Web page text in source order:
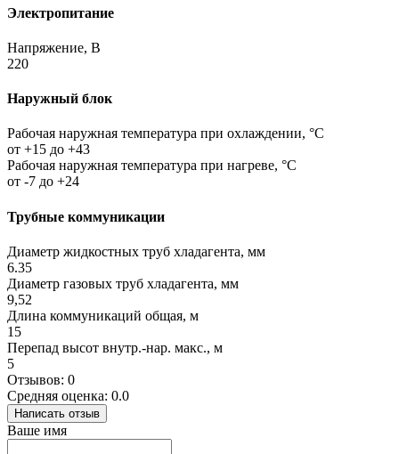
Электропитание
Напряжение, В
220
Наружный блок
Рабочая наружная температура при охлаждении, °C
от +15 до +43
Рабочая наружная температура при нагреве, °C
от -7 до +24
Трубные коммуникации
Диаметр жидкостных труб хладагента, мм
6.35
Диаметр газовых труб хладагента, мм
9,52
Длина коммуникаций общая, м
15
Перепад высот внутр.-нар. макс., м
5
Отзывов: 0
Средняя оценка: 0.0
Написать отзыв
Ваше имя